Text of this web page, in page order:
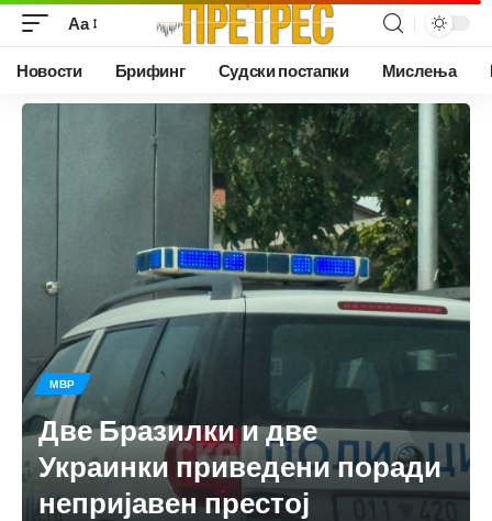
Аа
Новости Брифинг Судски постапки Мислења
МВР
Две Бразилки и две
Украинки приведени поради
непријавен престој